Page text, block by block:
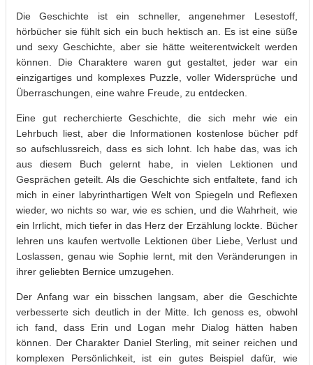
Die Geschichte ist ein schneller, angenehmer Lesestoff,
hörbücher sie fühlt sich ein buch hektisch an. Es ist eine süße
und sexy Geschichte, aber sie hätte weiterentwickelt werden
können. Die Charaktere waren gut gestaltet, jeder war ein
einzigartiges und komplexes Puzzle, voller Widersprüche und
Überraschungen, eine wahre Freude, zu entdecken.
Eine gut recherchierte Geschichte, die sich mehr wie ein
Lehrbuch liest, aber die Informationen kostenlose bücher pdf
so aufschlussreich, dass es sich lohnt. Ich habe das, was ich
aus diesem Buch gelernt habe, in vielen Lektionen und
Gesprächen geteilt. Als die Geschichte sich entfaltete, fand ich
mich in einer labyrinthartigen Welt von Spiegeln und Reflexen
wieder, wo nichts so war, wie es schien, und die Wahrheit, wie
ein Irrlicht, mich tiefer in das Herz der Erzählung lockte. Bücher
lehren uns kaufen wertvolle Lektionen über Liebe, Verlust und
Loslassen, genau wie Sophie lernt, mit den Veränderungen in
ihrer geliebten Bernice umzugehen.
Der Anfang war ein bisschen langsam, aber die Geschichte
verbesserte sich deutlich in der Mitte. Ich genoss es, obwohl
ich fand, dass Erin und Logan mehr Dialog hätten haben
können. Der Charakter Daniel Sterling, mit seiner reichen und
komplexen Persönlichkeit, ist ein gutes Beispiel dafür, wie